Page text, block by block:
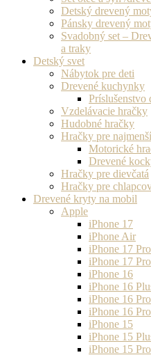
Detský drevený
Pánsky drevený
Svadobný set –
a traky
Detský svet
Nábytok pre deti
Drevené kuchynky
Vzdelávacie hračky
Hudobné hračky
Hračky pre
Motorické
Drevené
Hračky pre dievčatá
Hračky pre
Drevené kryty na mobil
Apple
iPhone 17
iPhone Air
iPhone 17 Pro
iPhone 17
iPhone 16
iPhone 16
iPhone 16 Pro
iPhone 16
iPhone 15
iPhone 15
iPhone 15 Pro